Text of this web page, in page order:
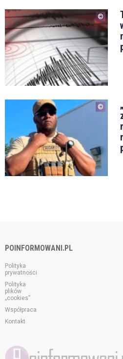
POINFORMOWANI.PL
Polityka
prywatności
Polityka
plików
„cookies”
Współpraca
Kontakt